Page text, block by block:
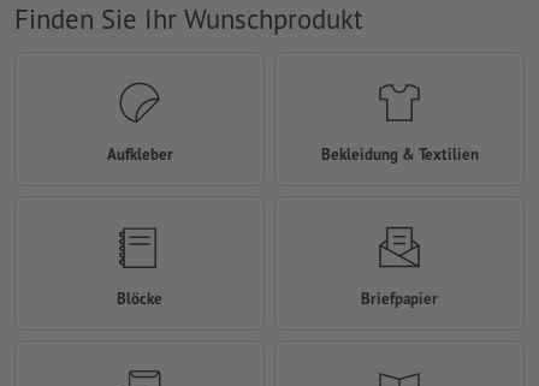
Finden Sie Ihr Wunschprodukt
Aufkleber Bekleidung & Textilien
Blöcke Briefpapier